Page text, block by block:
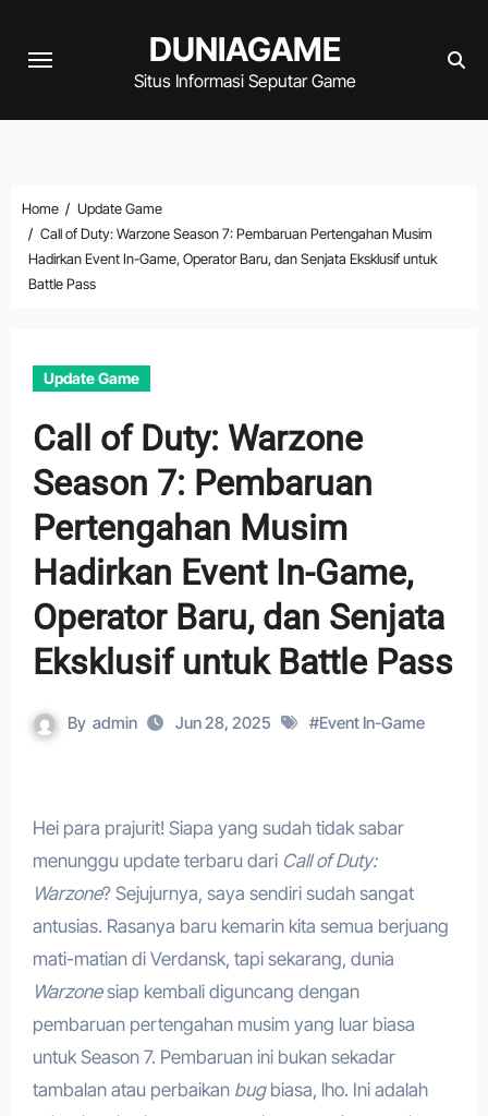
DUNIAGAME
Situs Informasi Seputar Game
Home
Update Game
Call of Duty: Warzone Season 7: Pembaruan Pertengahan Musim
Hadirkan Event In-Game, Operator Baru, dan Senjata Eksklusif untuk
Battle Pass
Update Game
Call of Duty: Warzone
Season 7: Pembaruan
Pertengahan Musim
Hadirkan Event In-Game,
Operator Baru, dan Senjata
Eksklusif untuk Battle Pass
By admin Jun 28, 2025 #Event In-Game
Hei para prajurit! Siapa yang sudah tidak sabar
menunggu update terbaru dari Call of Duty:
Warzone? Sejujurnya, saya sendiri sudah sangat
antusias. Rasanya baru kemarin kita semua berjuang
mati-matian di Verdansk, tapi sekarang, dunia
Warzonesiap kembali diguncang dengan
pembaruan pertengahan musim yang luar biasa
untuk Season 7. Pembaruan ini bukan sekadar
tambalan atau perbaikan bugbiasa, lho. Ini adalah